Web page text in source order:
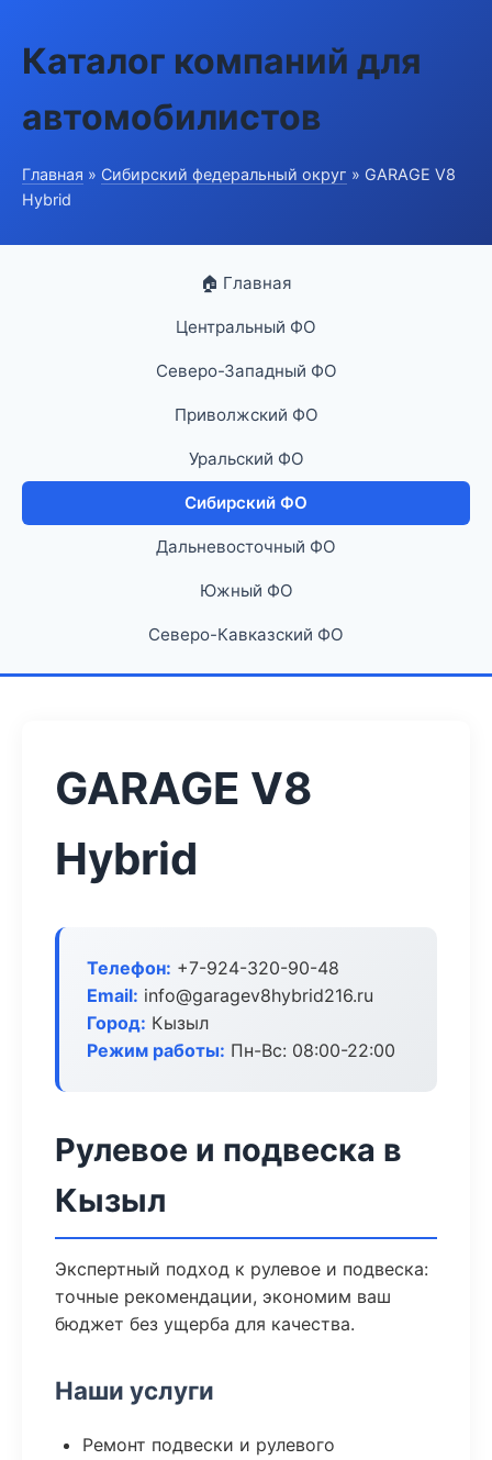
Каталог компаний для
автомобилистов
Главная » Сибирский федеральный округ » GARAGE V8
Hybrid
🏠 Главная
Центральный ФО
Северо-Западный ФО
Приволжский ФО
Уральский ФО
Сибирский ФО
Дальневосточный ФО
Южный ФО
Северо-Кавказский ФО
GARAGE V8
Hybrid
Телефон: +7-924-320-90-48
Email: info@garagev8hybrid216.ru
Город: Кызыл
Режим работы: Пн-Вс: 08:00-22:00
Рулевое и подвеска в
Кызыл
Экспертный подход к рулевое и подвеска:
точные рекомендации, экономим ваш
бюджет без ущерба для качества.
Наши услуги
Ремонт подвески и рулевого